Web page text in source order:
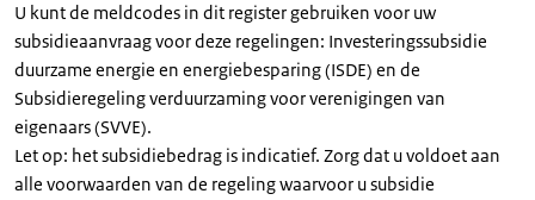
U kunt de meldcodes in dit register gebruiken voor uw
subsidieaanvraag voor deze regelingen: Investeringssubsidie
duurzame energie en energiebesparing (ISDE) en de
Subsidieregeling verduurzaming voor verenigingen van
eigenaars (SVVE).
Let op: het subsidiebedrag is indicatief. Zorg dat u voldoet aan
alle voorwaarden van de regeling waarvoor u subsidie